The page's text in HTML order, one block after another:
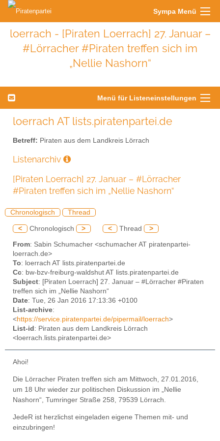
Sympa Menü
loerrach - [Piraten Loerrach] 27. Januar –
#Lörracher #Piraten treffen sich im
„Nellie Nashorn“
Menü für Listeneinstellungen
loerrach AT lists.piratenpartei.de
Betreff: Piraten aus dem Landkreis Lörrach
Listenarchiv
[Piraten Loerrach] 27. Januar – #Lörracher
#Piraten treffen sich im „Nellie Nashorn“
Chronologisch Thread
< Chronologisch > < Thread >
From: Sabin Schumacher <schumacher AT piratenpartei-
loerrach.de>
To: loerrach AT lists.piratenpartei.de
Cc: bw-bzv-freiburg-waldshut AT lists.piratenpartei.de
Subject: [Piraten Loerrach] 27. Januar – #Lörracher #Piraten
treffen sich im „Nellie Nashorn“
Date: Tue, 26 Jan 2016 17:13:36 +0100
List-archive:
<https://service.piratenpartei.de/pipermail/loerrach>
List-id : Piraten aus dem Landkreis Lörrach
<loerrach.lists.piratenpartei.de>
Ahoi!
Die Lörracher Piraten treffen sich am Mittwoch, 27.01.2016,
um 18 Uhr wieder zur politischen Diskussion im „Nellie
Nashorn“, Tumringer Straße 258, 79539 Lörrach.
JedeR ist herzlichst eingeladen eigene Themen mit- und
einzubringen!